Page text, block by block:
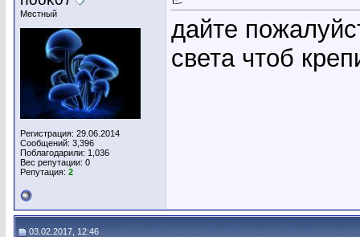
Местный
Регистрация: 29.06.2014
Сообщений: 3,396
Поблагодарили: 1,036
Вес репутации: 0
Репутация: 2
дайте
света чтоб
03.02.2017, 12:46